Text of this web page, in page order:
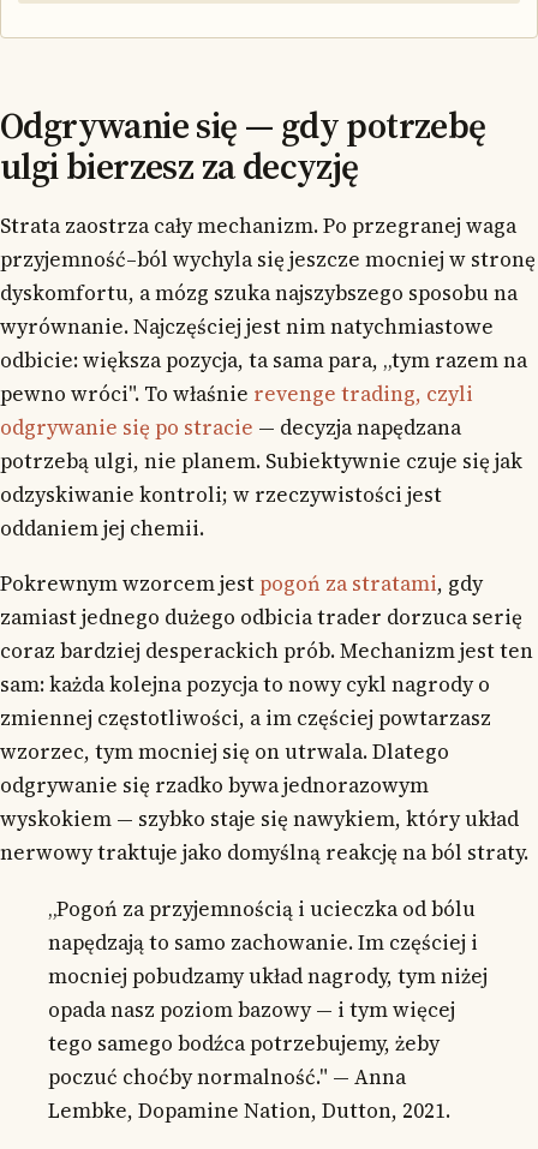
Odgrywanie się — gdy potrzebę
ulgi bierzesz za decyzję
Strata zaostrza cały mechanizm. Po przegranej waga
przyjemność–ból wychyla się jeszcze mocniej w stronę
dyskomfortu, a mózg szuka najszybszego sposobu na
wyrównanie. Najczęściej jest nim natychmiastowe
odbicie: większa pozycja, ta sama para, „tym razem na
pewno wróci". To właśnie revenge trading, czyli
odgrywanie się po stracie — decyzja napędzana
potrzebą ulgi, nie planem. Subiektywnie czuje się jak
odzyskiwanie kontroli; w rzeczywistości jest
oddaniem jej chemii.
Pokrewnym wzorcem jest pogoń za stratami, gdy
zamiast jednego dużego odbicia trader dorzuca serię
coraz bardziej desperackich prób. Mechanizm jest ten
sam: każda kolejna pozycja to nowy cykl nagrody o
zmiennej częstotliwości, a im częściej powtarzasz
wzorzec, tym mocniej się on utrwala. Dlatego
odgrywanie się rzadko bywa jednorazowym
wyskokiem — szybko staje się nawykiem, który układ
nerwowy traktuje jako domyślną reakcję na ból straty.
„Pogoń za przyjemnością i ucieczka od bólu
napędzają to samo zachowanie. Im częściej i
mocniej pobudzamy układ nagrody, tym niżej
opada nasz poziom bazowy — i tym więcej
tego samego bodźca potrzebujemy, żeby
poczuć choćby normalność." — Anna
Lembke, Dopamine Nation, Dutton, 2021.